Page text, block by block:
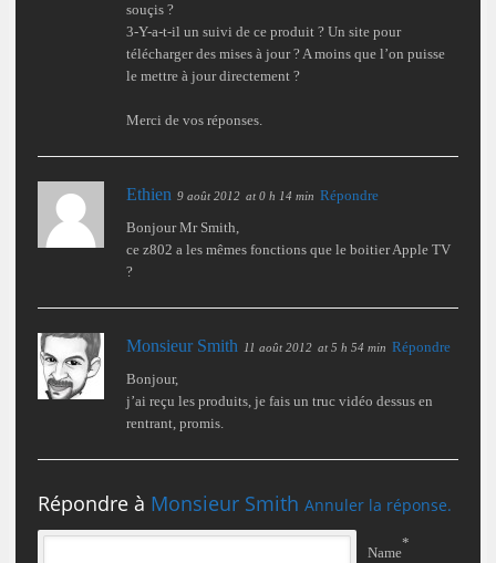
souçis ?
3-Y-a-t-il un suivi de ce produit ? Un site pour
télécharger des mises à jour ? A moins que l’on puisse
le mettre à jour directement ?
Merci de vos réponses.
Ethien 9 août 2012 at 0 h 14 min Répondre
Bonjour Mr Smith,
ce z802 a les mêmes fonctions que le boitier Apple TV
?
Monsieur Smith 11 août 2012 at 5 h 54 min Répondre
Bonjour,
j’ai reçu les produits, je fais un truc vidéo dessus en
rentrant, promis.
Répondre à Monsieur Smith Annuler la réponse.
Name
*